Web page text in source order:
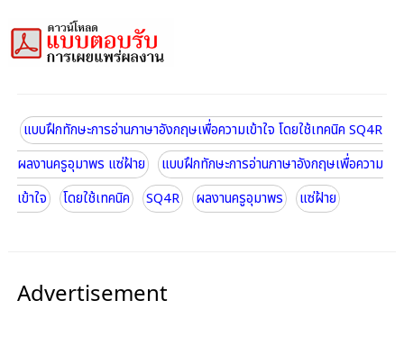
แบบฝึกทักษะการอ่านภาษาอังกฤษเพื่อความเข้าใจ โดยใช้เทคนิค SQ4R
ผลงานครูอุมาพร แซ่ฝ้าย
แบบฝึกทักษะการอ่านภาษาอังกฤษเพื่อความ
เข้าใจ
โดยใช้เทคนิค SQ4R ผลงานครูอุมาพร แซ่ฝ้าย
Advertisement